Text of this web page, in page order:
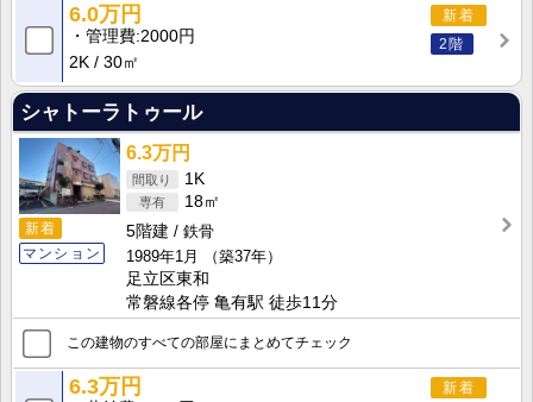
新着
2階
6.0万円
管理費 2000円
2K
30㎡
シャトーラトゥール
新着
マンション
6.3万円
1K
18㎡
5階建
鉄骨
1989年1月
（築37年）
足立区東和
常磐線各停 亀有駅 徒歩11分
この建物のすべての部屋にまとめてチェック
新着
6.3万円